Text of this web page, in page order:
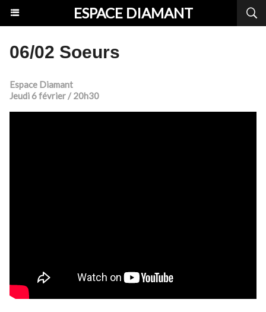
ESPACE DIAMANT
06/02 Soeurs
Espace Diamant
Jeudi 6 février / 20h30